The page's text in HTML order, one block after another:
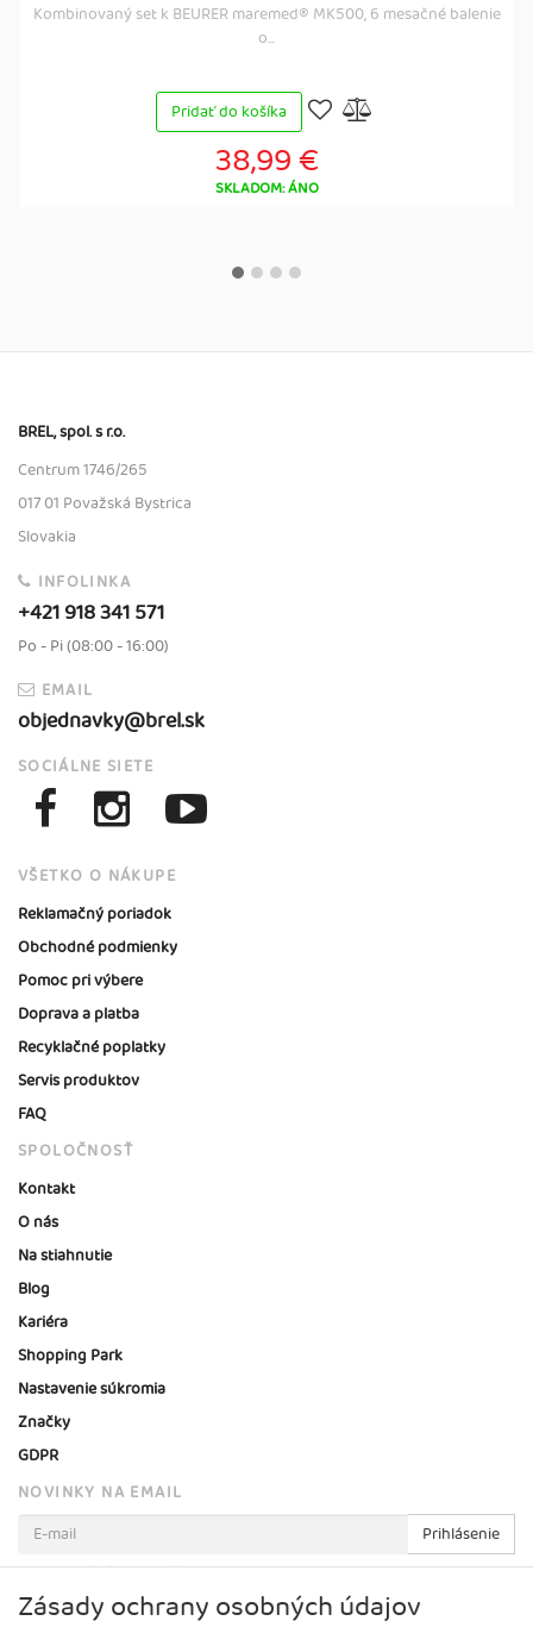
Kombinovaný set k BEURER maremed® MK500, 6 mesačné balenie
o...
Pridať do košíka
38,99 €
SKLADOM: ÁNO
BREL, spol. s r.o.
Centrum 1746/265
017 01 Považská Bystrica
Slovakia
INFOLINKA
+421 918 341 571
Po - Pi (08:00 - 16:00)
EMAIL
objednavky@brel.sk
SOCIÁLNE SIETE
VŠETKO O NÁKUPE
Reklamačný poriadok
Obchodné podmienky
Pomoc pri výbere
Doprava a platba
Recyklačné poplatky
Servis produktov
FAQ
SPOLOČNOSŤ
Kontakt
O nás
Na stiahnutie
Blog
Kariéra
Shopping Park
Nastavenie súkromia
Značky
GDPR
NOVINKY NA EMAIL
Prihlásenie
Viac informácií o tejto službe
Zásady ochrany osobných údajov